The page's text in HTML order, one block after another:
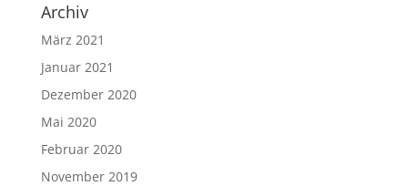
Archiv
März 2021
Januar 2021
Dezember 2020
Mai 2020
Februar 2020
November 2019